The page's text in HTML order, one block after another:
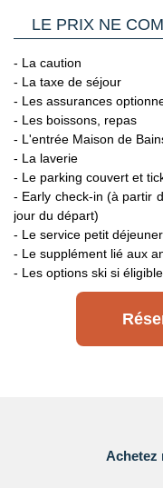
LE PRIX NE
- La caution
- La taxe de séjour
- Les assurances
- Les boissons, repas
- L'entrée Maison de
- La laverie
- Le parking couvert et
- Early check-in (à partir
jour du départ)
- Le service petit
- Le supplément lié aux
- Les options ski si
Achetez